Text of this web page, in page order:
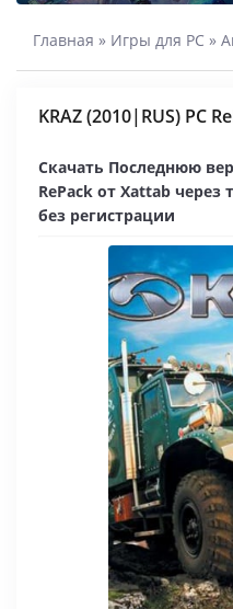
Главная » Игры для PC »
KRAZ (2010|RUS) PC
Скачать Последнюю
RePack от Xattab через
без регистрации